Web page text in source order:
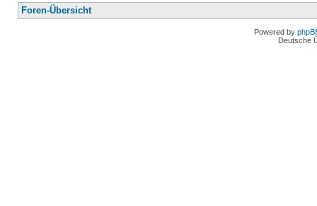
Foren-Übersicht
Powered by
Deutsche